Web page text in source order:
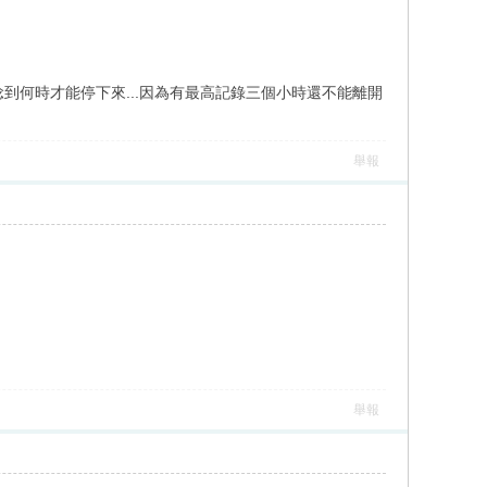
何時才能停下來...因為有最高記錄三個小時還不能離開
舉報
舉報